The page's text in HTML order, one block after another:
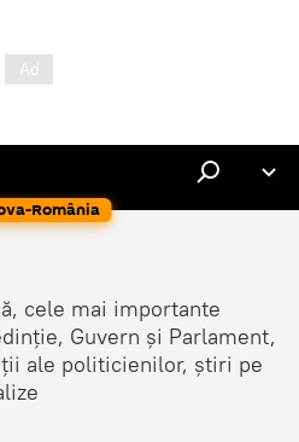
România
cele mai importante
Guvern și Parlament,
ale politicienilor, știri pe